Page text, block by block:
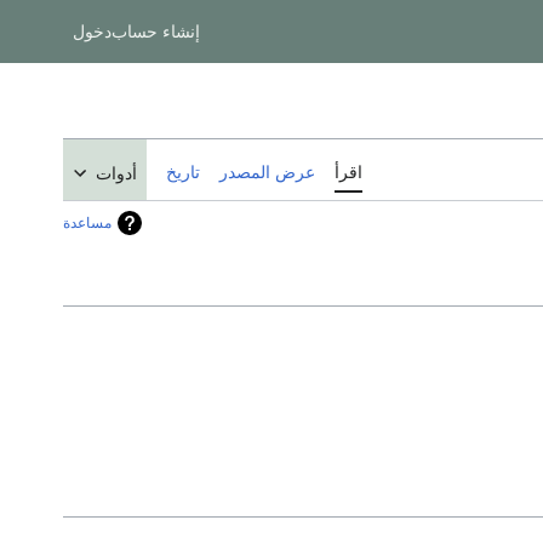
إنشاء حسابدخول
اقرأ عرض المصدر تاريخ أدوات
مساعدة